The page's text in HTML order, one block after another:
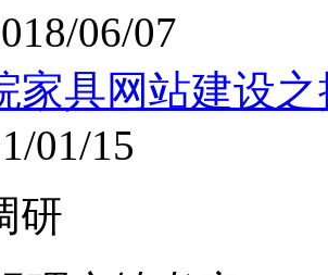
06/07
家具网站建设
01/15
研